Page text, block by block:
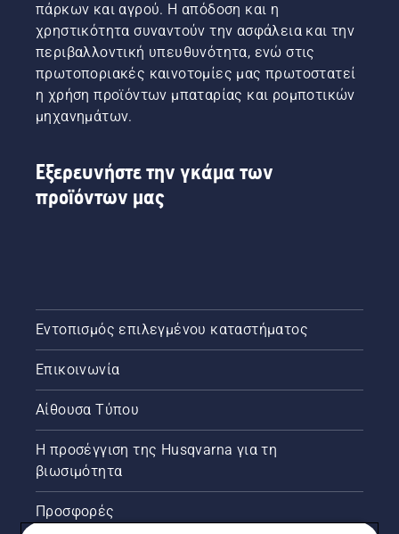
πάρκων και αγρού. Η απόδοση και η
χρηστικότητα συναντούν την ασφάλεια και την
περιβαλλοντική υπευθυνότητα, ενώ στις
πρωτοποριακές καινοτομίες μας πρωτοστατεί
η χρήση προϊόντων μπαταρίας και ρομποτικών
μηχανημάτων.
Εξερευνήστε την γκάμα των
προϊόντων μας
Εντοπισμός επιλεγμένου καταστήματος
Επικοινωνία
Αίθουσα Τύπου
Η προσέγγιση της Husqvarna για τη
βιωσιμότητα
Προσφορές